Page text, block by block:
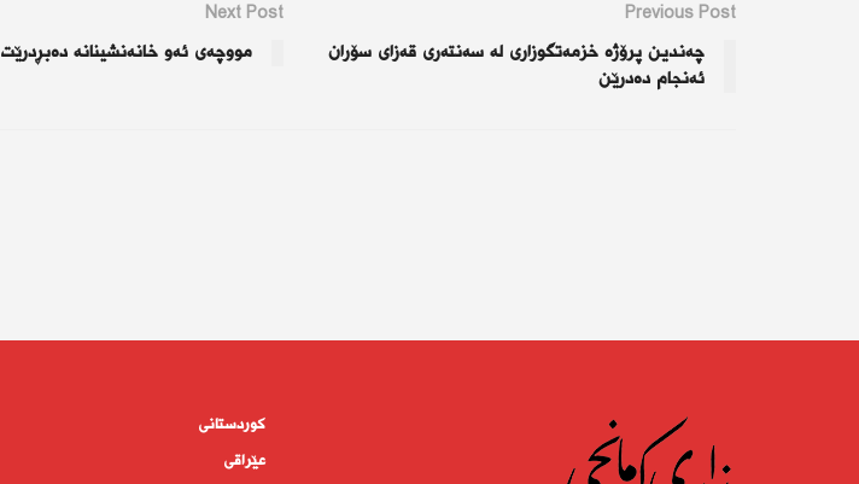
Previous Post
چەندین پرۆژە خزمەتگوزاری لە سەنتەری قەزای سۆران
ئەنجام دەدرێن
Next Post
مووچەی ئەو خانەنشینانە دەبڕدرێت
کوردستانى
عێراقی